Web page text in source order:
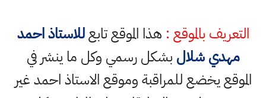
التعريف بالموقع : هذا الموقع تابعللاستاذ احمد
مهدي شلال بشكل رسمي وكل ما ينشر في
الموقع يخضع للمراقبة وموقع الاستاذ احمد غير